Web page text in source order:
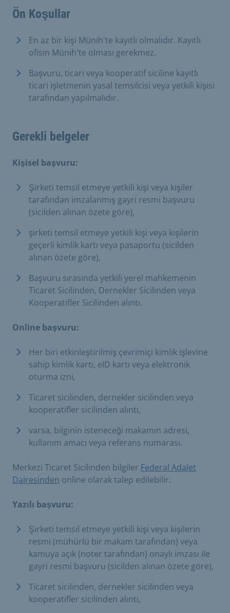
Ön Koşullar
En az bir kişi Münih'te kayıtlı olmalıdır. Kayıtlı
ofisin Münih'te olması gerekmez.
Başvuru, ticari veya kooperatif siciline kayıtlı
ticari işletmenin yasal temsilcisi veya yetkili kişisi
tarafından yapılmalıdır.
Gerekli belgeler
Kişisel başvuru:
Şirketi temsil etmeye yetkili kişi veya kişiler
tarafından imzalanmış gayri resmi başvuru
(sicilden alınan özete göre),
şirketi temsil etmeye yetkili kişi veya kişilerin
geçerli kimlik kartı veya pasaportu (sicilden
alınan özete göre),
Başvuru sırasında yetkili yerel mahkemenin
Ticaret Sicilinden, Dernekler Sicilinden veya
Kooperatifler Sicilinden alıntı.
Online başvuru:
Her biri etkinleştirilmiş çevrimiçi kimlik işlevine
sahip kimlik kartı, eID kartı veya elektronik
oturma izni,
Ticaret sicilinden, dernekler sicilinden veya
kooperatifler sicilinden alıntı,
varsa, bilginin isteneceği makamın adresi,
kullanım amacı veya referans numarası.
Merkezi Ticaret Sicilinden bilgiler Federal Adalet
Dairesinden online olarak talep edilebilir.
Yazılı başvuru:
Şirketi temsil etmeye yetkili kişi veya kişilerin
resmi (mühürlü bir makam tarafından) veya
kamuya açık (noter tarafından) onaylı imzası ile
gayri resmi başvuru (sicilden alınan özete göre),
Ticaret sicilinden, dernekler sicilinden veya
kooperatifler sicilinden alıntı,